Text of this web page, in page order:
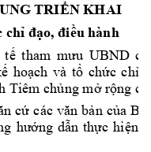
TRIỂN KHAI
chỉ đạo, điều hành
tế tham mưu UBND
hoạch và tổ chức chỉ
Tiêm chủng mở rộng
cứ các văn bản của Bộ
hướng dẫn thực hiện